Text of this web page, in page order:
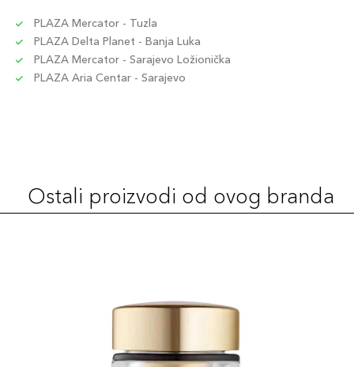
PLAZA Mercator - Tuzla
PLAZA Delta Planet - Banja Luka
PLAZA Mercator - Sarajevo Ložionička
PLAZA Aria Centar - Sarajevo
Ostali proizvodi od ovog branda